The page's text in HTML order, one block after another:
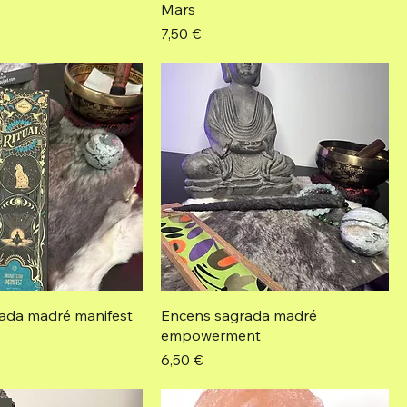
Mars
Prix
7,50 €
madré manifest
Encens sagrada madré
empowerment
Prix
6,50 €